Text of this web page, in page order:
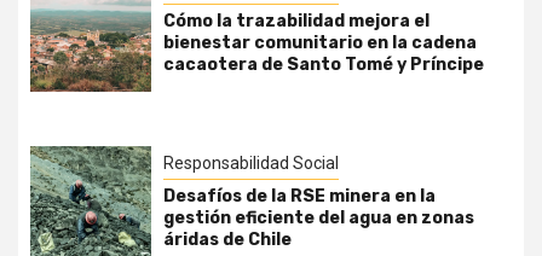
Cómo la trazabilidad mejora el
bienestar comunitario en la cadena
cacaotera de Santo Tomé y Príncipe
Responsabilidad Social
Desafíos de la RSE minera en la
gestión eficiente del agua en zonas
áridas de Chile